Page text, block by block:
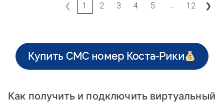
❮ 1 2 3 4 5 … 12 ❯
Купить СМС номер Коста-Рики
Как получить и подключить виртуальный